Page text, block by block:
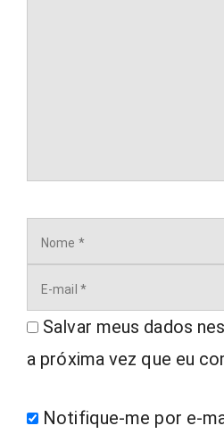
Nome
E-
mail
Salvar meus dados
a próxima vez que eu
Notifique-me por e-